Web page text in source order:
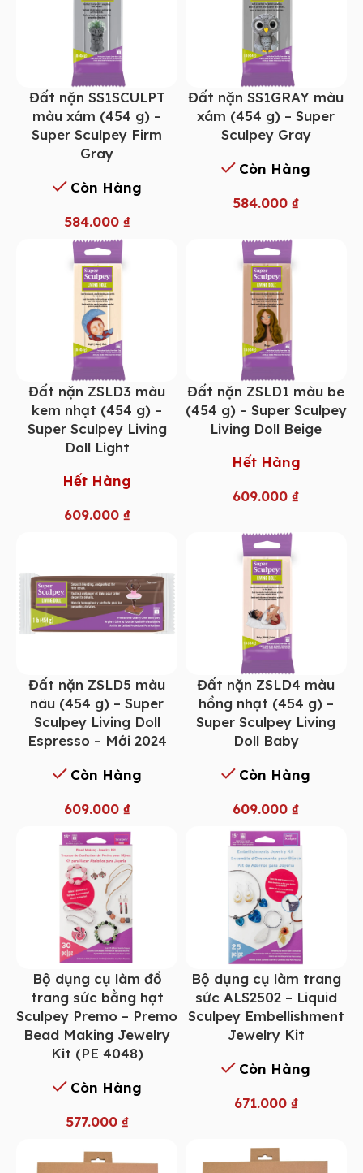
Đất nặn SS1SCULPT
màu xám (454 g) –
Super Sculpey Firm
Gray
Còn Hàng
584.000 ₫
Đất nặn SS1GRAY màu
xám (454 g) – Super
Sculpey Gray
Còn Hàng
584.000₫
Đất nặn ZSLD3 màu
kem nhạt (454 g) –
Super Sculpey Living
Doll Light
Hết Hàng
609.000 ₫
Đất nặn ZSLD1 màu be
(454 g) – Super Sculpey
Living Doll Beige
Hết Hàng
609.000₫
Đất nặn ZSLD5 màu
nâu (454 g) – Super
Sculpey Living Doll
Espresso – Mới 2024
Còn Hàng
609.000 ₫
Đất nặn ZSLD4 màu
hồng nhạt (454 g) –
Super Sculpey Living
Doll Baby
Còn Hàng
609.000₫
Bộ dụng cụ làm đồ
trang sức bằng hạt
Sculpey Premo – Premo
Bead Making Jewelry
Kit (PE 4048)
Còn Hàng
577.000 ₫
Bộ dụng cụ làm trang
sức ALS2502 – Liquid
Sculpey Embellishment
Jewelry Kit
Còn Hàng
671.000 ₫